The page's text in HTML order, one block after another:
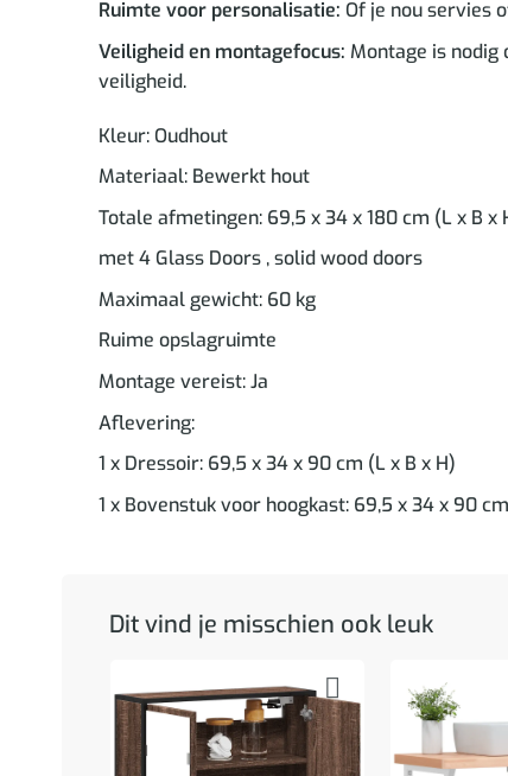
Ruimte voor personalisatie: Of je nou servies
Veiligheid en montagefocus: Montage is
veiligheid.
Kleur: Oudhout
Materiaal: Bewerkt hout
Totale afmetingen: 69,5 x 34 x 180 cm (L x B x
met 4 Glass Doors , solid wood doors
Maximaal gewicht: 60 kg
Ruime opslagruimte
Montage vereist: Ja
Aflevering:
1 x Dressoir: 69,5 x 34 x 90 cm (L x B x H)
1 x Bovenstuk voor hoogkast: 69,5 x 34 x 90
Dit vind je misschien ook leuk